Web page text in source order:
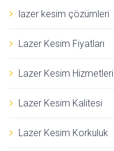
lazer kesim çözümleri
Lazer Kesim Fiyatları
Lazer Kesim Hizmetleri
Lazer Kesim Kalitesi
Lazer Kesim Korkuluk